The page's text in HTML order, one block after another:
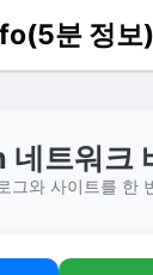
분 정보)
트워크
그와 사이트를 한